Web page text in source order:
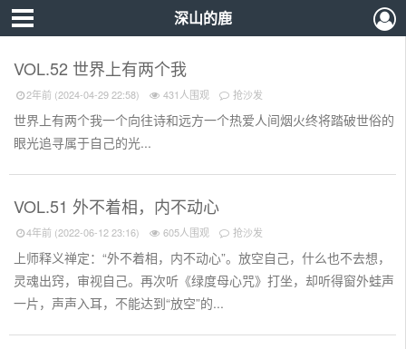
深山的鹿
VOL.52 世界上有两个我
2年前 (2024-04-29 22:58) 431人围观 抢沙发
世界上有两个我一个向往诗和远方一个热爱人间烟火终将踏破世俗的
眼光追寻属于自己的光...
VOL.51 外不着相，内不动心
4年前 (2022-06-12 23:16) 605人围观 抢沙发
上师释义禅定：“外不着相，内不动心”。放空自己，什么也不去想，
灵魂出窍，审视自己。再次听《绿度母心咒》打坐，却听得窗外蛙声
一片，声声入耳，不能达到“放空”的...